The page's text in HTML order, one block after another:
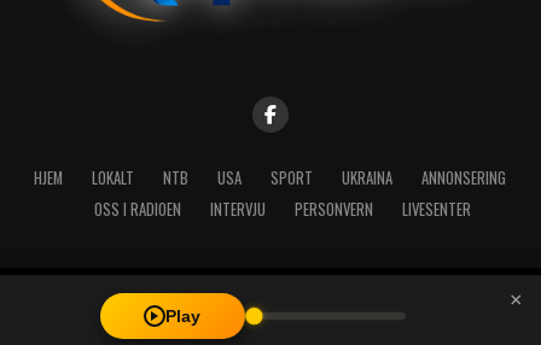
HJEM LOKALT NTB USA SPORT UKRAINA
ANNONSERING
OSS I RADIOEN
INTERVJU PERSONVERN LIVESENTER
Copyright © 2026 A-Media AS | Radio Haugaland - Haraldsgata 114,
5527 Haugesund - Mail: post@radioh.no - Telefon: 52717273
Play
×